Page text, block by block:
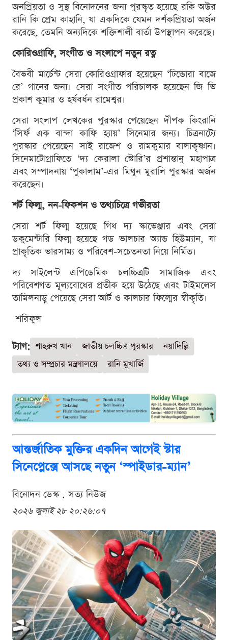
জনপ্রিয়তা ও সুস্থ বিনোদনের জন্য পুরস্কৃত হয়েছে রকি অউর
রানি কি প্রেম কাহানি, যা একদিকে যেমন দর্শকপ্রিয়তা অর্জন
করেছে, তেমনি অন্যদিকে শক্তিশালী বার্তা উপস্থাপন করেছে।
কোরিওগ্রাফি, সংগীত ও সংলাপে নতুন রত্ন
বৈভবী মার্চেন্ট সেরা কোরিওগ্রাফার হয়েছেন ‘ঢিন্ডোরা বাজে
রে’ গানের জন্য। সেরা সংগীত পরিচালক হয়েছেন জি ভি
প্রকাশ কুমার ও হর্ষবর্ধন রামেশ্বর।
সেরা সংলাপ লেখকের পুরস্কার পেয়েছেন দীপক কিংরানি
‘সির্ফ এক বান্দা কাফি হ্যায়’ সিনেমার জন্য। চিত্রনাট্যে
পুরস্কার পেয়েছেন সাই রাজেশ ও রামকুমার বালাকৃষ্ণান।
সিনেমাটোগ্রাফিতে ‘দ্য কেরালা স্টোরি’র প্রশান্তানু মহাপাত্র
এবং সম্পাদনায় ‘পুকালাম’-এর মিথুন মুরালি পুরস্কার অর্জন
করেছেন।
শর্ট ফিল্ম, নন-ফিকশন ও তথ্যচিত্রে গভীরতা
সেরা শর্ট ফিল্ম হয়েছে গিধ দ্য স্কাভেঞ্জার এবং সেরা
ডকুমেন্টারি ফিল্ম হয়েছে গড ভালচার অ্যান্ড হিউম্যান, যা
প্রাকৃতিক ভারসাম্য ও পরিবেশ-সচেতনতা নিয়ে নির্মিত।
দ্য সাইলেন্ট এপিডেমিক চলচ্চিত্রটি সামাজিক এবং
পরিবেশগত মূল্যবোধের প্রতীক হয়ে উঠেছে এবং টাইমলেস
তামিলনাড়ু পেয়েছে সেরা আর্ট ও কালচার ফিল্মের স্বীকৃতি।
-শরিফুল
ট্যাগ: শাহরুখ খান জাতীয় চলচ্চিত্র পুরস্কার
নয়াদিল্লি
তথ্য ও সম্প্রচার মন্ত্রণালয়ে
রানি মুখার্জি
আন্তর্জাতিক মুক্তির একদিন আগেই স্টার
সিনেপ্লেক্সে আসছে নতুন ‘স্পাইডার-ম্যান’
বিনোদন ডেস্ক . সত্য নিউজ
২০২৬ জুলাই ২৮ ২০:২৬:০৭